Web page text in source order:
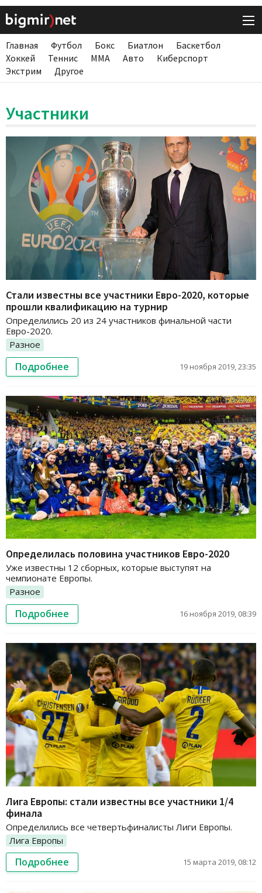
Главная Футбол Бокс Биатлон
Баскетбол
Хоккей
Теннис ММА Авто
Киберспорт
Экстрим
Другое
Участники
Стали известны все участники Евро-2020, которые
прошли квалификацию на турнир
Определились 20 из 24 участников финальной части
Евро-2020.
Разное
Подробнее 19 ноября 2019, 23:35
Определилась половина участников Евро-2020
Уже известны 12 сборных, которые выступят на
чемпионате Европы.
Разное
Подробнее 16 ноября 2019, 08:39
Лига Европы: стали известны все участники 1/4
финала
Определились все четвертьфиналисты Лиги Европы.
Лига Европы
Подробнее 15 марта 2019, 08:12